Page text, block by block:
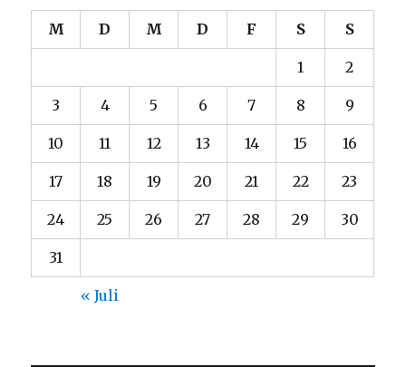
M D M D F S S
1 2
3 4 5 6 7 8 9
10 11 12 13 14 15 16
17 18 19 20 21 22 23
24 25 26 27 28 29 30
31
« Juli